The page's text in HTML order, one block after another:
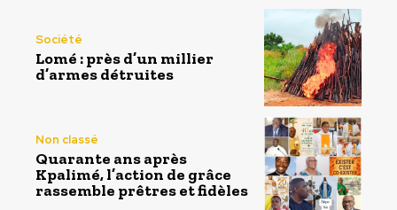
Société
Lomé : près d’un millier
d’armes détruites
Non classé
Quarante ans après
Kpalimé, l’action de grâce
rassemble prêtres et fidèles